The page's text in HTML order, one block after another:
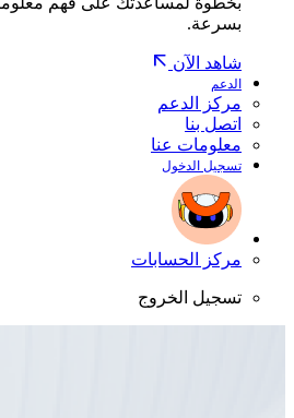
بسرعة.
شاهد الآن
الدعم
مركز الدعم
اتصل بنا
معلومات عنا
تسجيل الدخول
مركز الحسابات
تسجيل الخروج